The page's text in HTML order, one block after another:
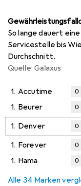
So lange dauert
Servicestelle bis
Durchschnitt.
Quelle: Galaxus
1. Accutime 0
1. Beurer 0
1. Denver 0
1. Forever 0
1. Hama 0
Alle 34 Marken